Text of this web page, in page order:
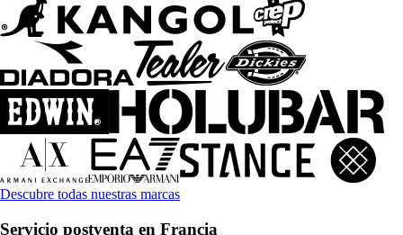
Descubre todas nuestras marcas
Servicio postventa en Francia